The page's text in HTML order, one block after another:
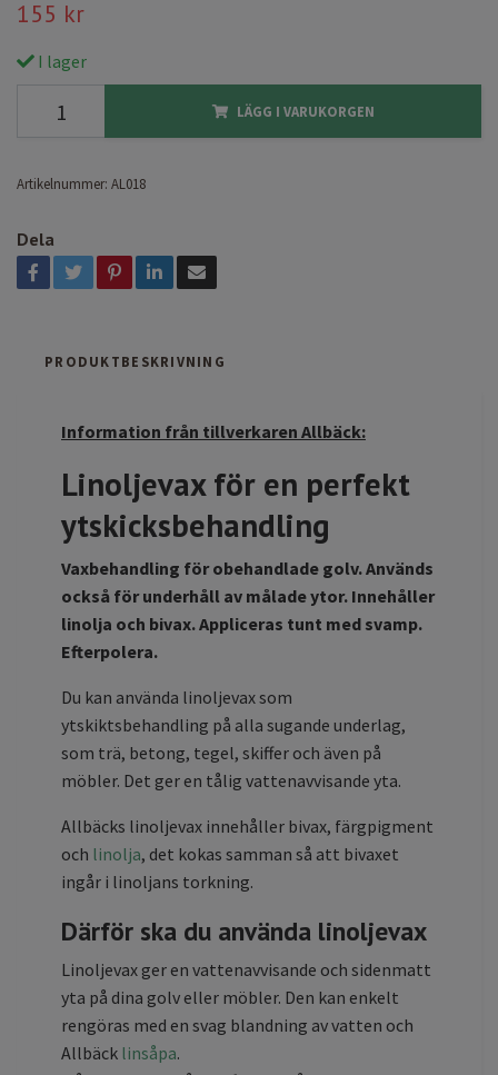
155 kr
I lager
LÄGG I VARUKORGEN
Artikelnummer: AL018
Dela
PRODUKTBESKRIVNING
Information från tillverkaren Allbäck:
Linoljevax för en perfekt
ytskicksbehandling
Vaxbehandling för obehandlade golv. Används
också för underhåll av målade ytor. Innehåller
linolja och bivax. Appliceras tunt med svamp.
Efterpolera.
Du kan använda linoljevax som
ytskiktsbehandling på alla sugande underlag,
som trä, betong, tegel, skiffer och även på
möbler. Det ger en tålig vattenavvisande yta.
Allbäcks linoljevax innehåller bivax, färgpigment
och linolja, det kokas samman så att bivaxet
ingår i linoljans torkning.
Därför ska du använda linoljevax
Linoljevax ger en vattenavvisande och sidenmatt
yta på dina golv eller möbler. Den kan enkelt
rengöras med en svag blandning av vatten och
Allbäck linsåpa.